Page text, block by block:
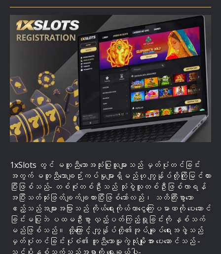
1xSlots တွင် မတူညီသောအသုံးပြုသူများသည် မှတ်ပုံတင်ခြင်း
အတွက် မတူညီသောချဉ်းကပ်မှုများရှိမည်ဟု ကျွန်ုပ်တို့ကြိုမြင်ထား
ပြီးဖြစ်သည်- တစ်စုံတစ်ဦးသည် သုံးစွဲသူတစ်ဦးဖြစ်လာရန်
အပြီးသတ်ဆုံးဖြတ်ချက်ချထားပြီးဖြစ်သော်လည်း၊ သတိကြီးစွာသော
ဧည့်သည်အများအပြားသည် ကိုယ်ရေးကိုယ်တာငွေကြေးပမာဏကို ပေးဆောင်
ခြင်းမပြုဘဲ ပထမဦးစွာ လှည့်ပတ်ကြည့်ရှုခြင်းကို နှစ်သက်
မည်ဖြစ်သည်။ ထို့ကြောင့် ကျွန်ုပ်တို့၏အုပ်ချုပ်ရေးအဖွဲ့သည်
မှတ်ပုံတင်ခြင်းပုံစံ၏ တူညီသောမူကွဲသုံးမျိုးအား ပေးဆောင်သည် -